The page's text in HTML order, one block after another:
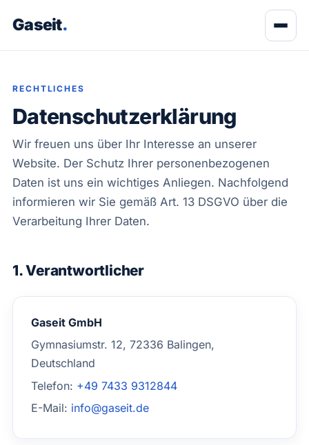
Gaseit.
RECHTLICHES
Datenschutzerklärung
Wir freuen uns über Ihr Interesse an unserer
Website. Der Schutz Ihrer personenbezogenen
Daten ist uns ein wichtiges Anliegen. Nachfolgend
informieren wir Sie gemäß Art. 13 DSGVO über die
Verarbeitung Ihrer Daten.
1. Verantwortlicher
Gaseit GmbH
Gymnasiumstr. 12, 72336 Balingen,
Deutschland
Telefon: +49 7433 9312844
E-Mail: info@gaseit.de